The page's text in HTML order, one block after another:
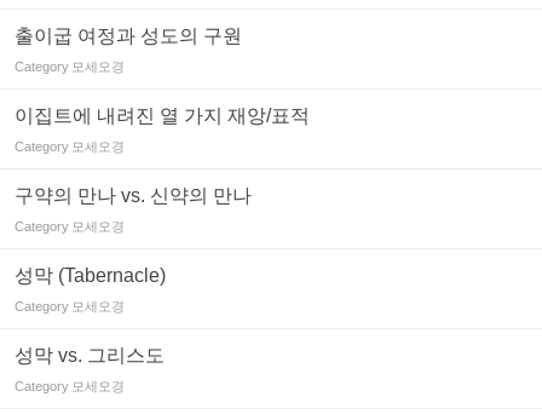
출이굽 여정과 성도의 구원
Category 모세오경
이집트에 내려진 열 가지 재앙/표적
Category 모세오경
구약의 만나 vs. 신약의 만나
Category 모세오경
성막 (Tabernacle)
Category 모세오경
성막 vs. 그리스도
Category 모세오경